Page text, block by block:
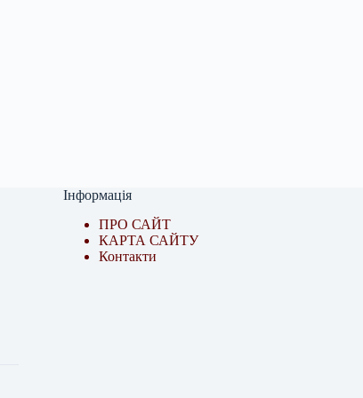
Інформація
ПРО САЙТ
КАРТА САЙТУ
Контакти